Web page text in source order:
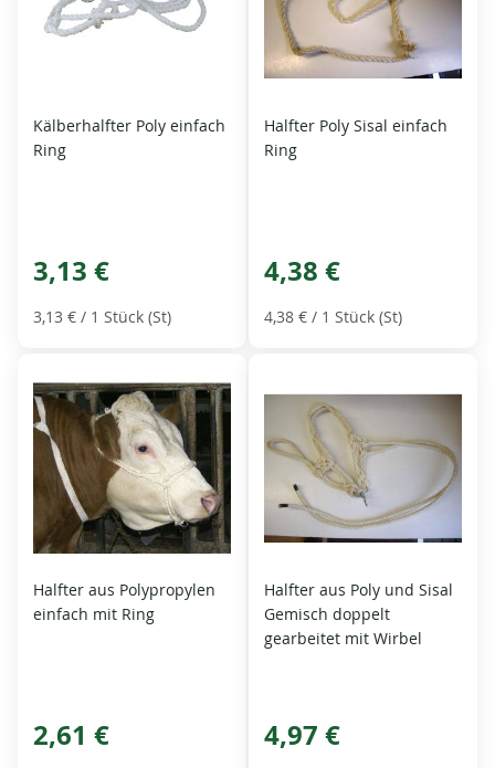
Kälberhalfter Poly einfach
Ring
3,13 €
3,13 € / 1 Stück (St)
Halfter Poly Sisal einfach
Ring
4,38 €
4,38 € / 1 Stück (St)
Halfter aus Polypropylen
einfach mit Ring
2,61 €
Halfter aus Poly und Sisal
Gemisch doppelt
gearbeitet mit Wirbel
4,97 €